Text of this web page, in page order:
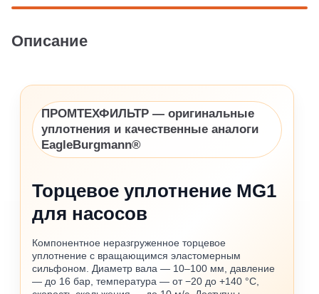
Описание
ПРОМТЕХФИЛЬТР — оригинальные
уплотнения и качественные аналоги
EagleBurgmann®
Торцевое уплотнение MG1
для насосов
Компонентное неразгруженное торцевое
уплотнение с вращающимся эластомерным
сильфоном. Диаметр вала — 10–100 мм, давление
— до 16 бар, температура — от −20 до +140 °C,